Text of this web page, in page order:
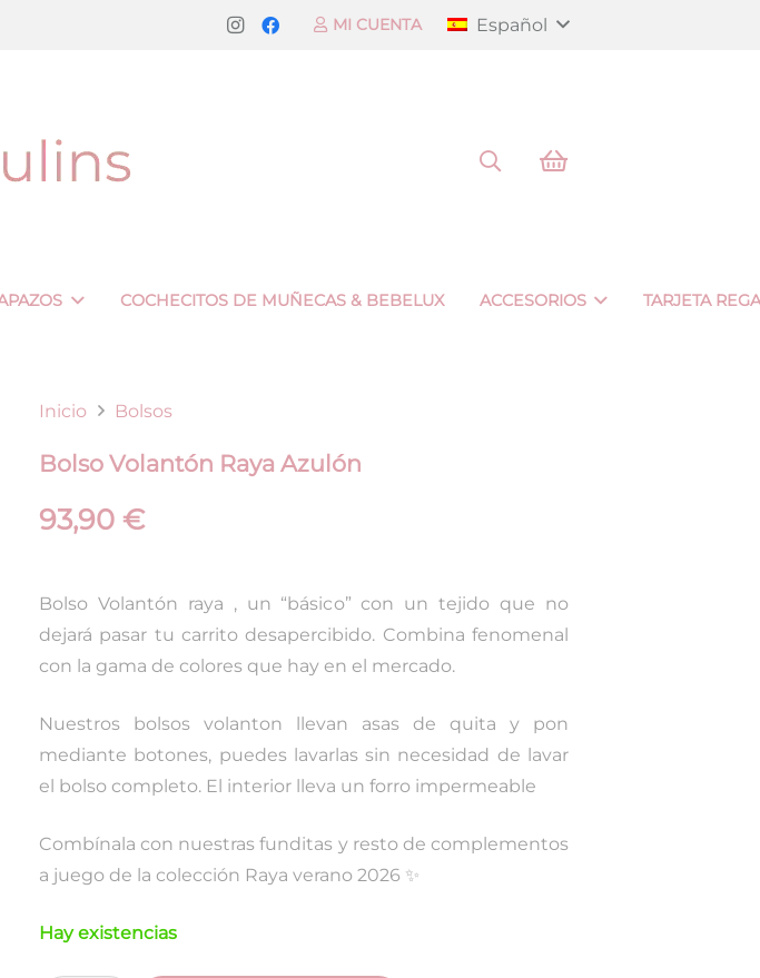
MI CUENTA Español
COCHECITOS DE MUÑECAS & BEBELUX ACCESORIOS TARJETA
Inicio Bolsos
Bolso Volantón Raya Azulón
93,90 €
Bolso Volantón raya , un “básico” con un tejido que no
dejará pasar tu carrito desapercibido. Combina fenomenal
con la gama de colores que hay en el mercado.
Nuestros bolsos volanton llevan asas de quita y pon
mediante botones, puedes lavarlas sin necesidad de lavar
el bolso completo. El interior lleva un forro impermeable
Combínala con nuestras funditas y resto de complementos
a juego de la colección Raya verano 2026 ✨
Hay existencias